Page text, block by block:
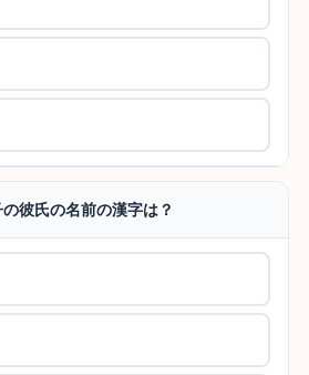
彼氏の名前の漢字は？